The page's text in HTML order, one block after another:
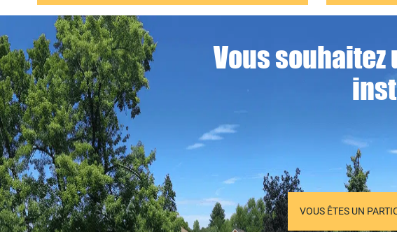
Vous
VOUS ÊTES UN